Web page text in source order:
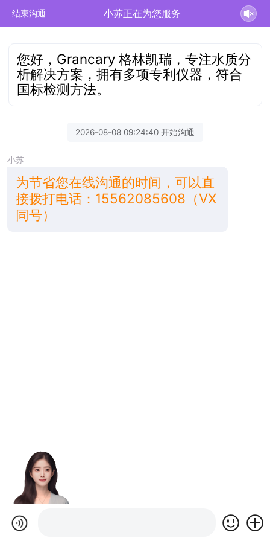
结束沟通 小苏正在为您服务
您好，Grancary 格林凯瑞，专注水质分
析解决方案，拥有多项专利仪器，符合
国标检测方法。
2026-08-08 09:24:40 开始沟通
小苏
为节省您在线沟通的时间，可以直
接拨打电话：15562085608（VX
同号）